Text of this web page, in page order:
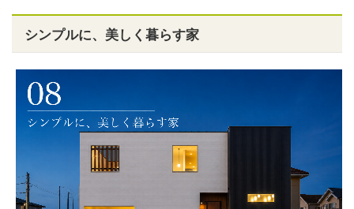
シンプルに、美しく暮らす家